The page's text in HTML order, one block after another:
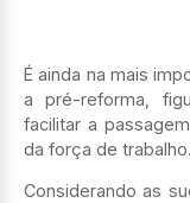
É ainda na mais
a pré-reforma,
facilitar a
da força de trabalho.
Considerando as